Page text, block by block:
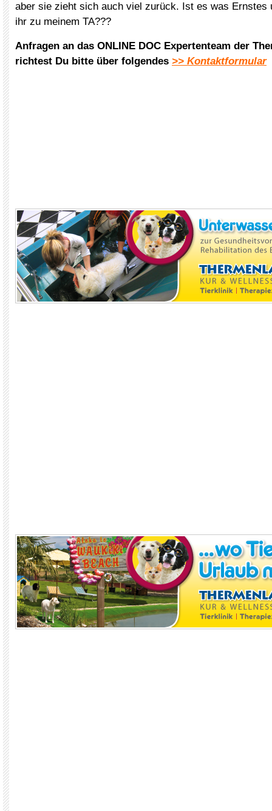
aber sie zieht sich auch viel zurück. Ist es was Ernstes
ihr zu meinem TA???
Anfragen an das ONLINE DOC Expertenteam der
richtest Du bitte über folgendes >> Kontaktformular